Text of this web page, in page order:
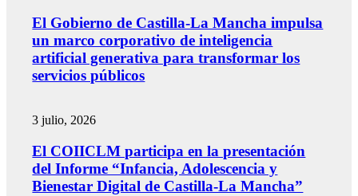
El Gobierno de Castilla-La Mancha impulsa
un marco corporativo de inteligencia
artificial generativa para transformar los
servicios públicos
3 julio, 2026
El COIICLM participa en la presentación
del Informe “Infancia, Adolescencia y
Bienestar Digital de Castilla-La Mancha”